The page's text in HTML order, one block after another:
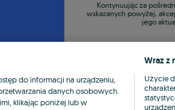
Kontynuując za
wskazanych powyżej,
jego
do informacji na urządzeniu,
danych osobowych.
klikając poniżej lub w
Wraz z
Użycie